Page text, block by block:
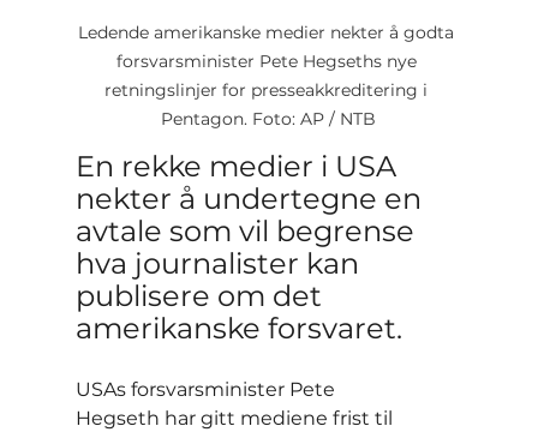
Ledende amerikanske medier nekter å godta
forsvarsminister Pete Hegseths nye
retningslinjer for presseakkreditering i
Pentagon. Foto: AP / NTB
En rekke medier i USA
nekter å undertegne en
avtale som vil begrense
hva journalister kan
publisere om det
amerikanske forsvaret.
USAs forsvarsminister Pete
Hegseth har gitt mediene frist til